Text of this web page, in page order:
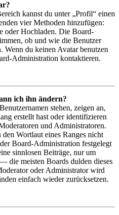
kannst du unter „Profil“ einen
vier Methoden hinzufügen:
oder Hochladen. Die Board-
ob und wie die Benutzer
Wenn du keinen Avatar benutzen
Administration kontaktieren.
ich ihn ändern?
stehen, zeigen an,
erstellt hast oder identifizieren
und Administratoren.
Wortlaut eines Ranges nicht
Board-Administration festgelegt
sinnlosen Beiträge, nur um
die meisten Boards dulden dieses
oder Administrator wird
einfach wieder zurücksetzen.